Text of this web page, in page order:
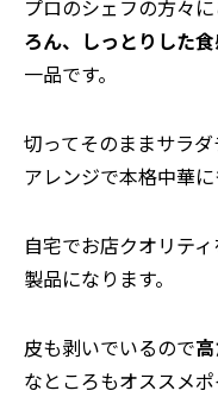
プロのシェフの方々
ろん、しっとりした
一品です。
切ってそのままサラ
アレンジで本格中華に
自宅でお店クオリテ
製品になります。
皮も剥いでいるので
なところもオススメポ